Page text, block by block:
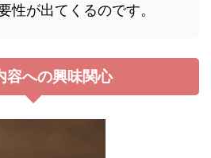
性が出てくるのです。
容への興味関心